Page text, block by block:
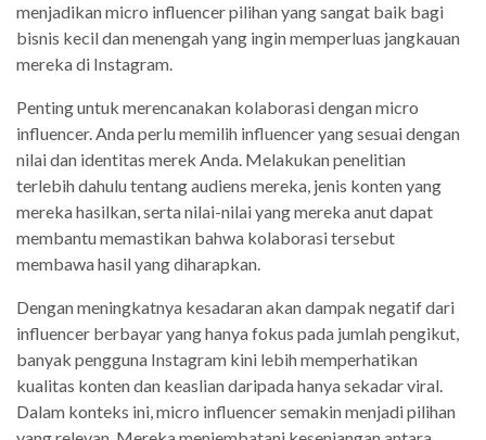
menjadikan micro influencer pilihan yang sangat baik bagi
bisnis kecil dan menengah yang ingin memperluas jangkauan
mereka di Instagram.
Penting untuk merencanakan kolaborasi dengan micro
influencer. Anda perlu memilih influencer yang sesuai dengan
nilai dan identitas merek Anda. Melakukan penelitian
terlebih dahulu tentang audiens mereka, jenis konten yang
mereka hasilkan, serta nilai-nilai yang mereka anut dapat
membantu memastikan bahwa kolaborasi tersebut
membawa hasil yang diharapkan.
Dengan meningkatnya kesadaran akan dampak negatif dari
influencer berbayar yang hanya fokus pada jumlah pengikut,
banyak pengguna Instagram kini lebih memperhatikan
kualitas konten dan keaslian daripada hanya sekadar viral.
Dalam konteks ini, micro influencer semakin menjadi pilihan